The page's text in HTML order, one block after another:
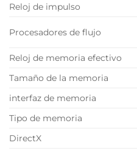
Reloj de impulso
Procesadores de flujo
Reloj de memoria efectivo
Tamaño de la memoria
interfaz de memoria
Tipo de memoria
DirectX